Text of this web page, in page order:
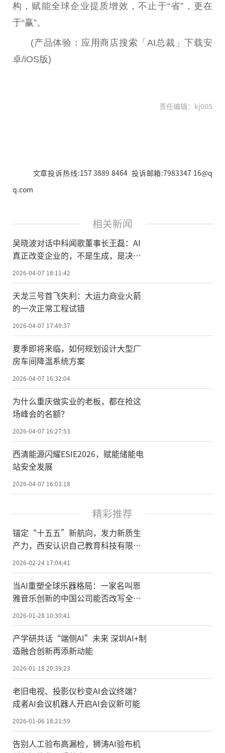
构，赋能全球企业提质增效，不止于“省”，更在
于“赢”。
(产品体验：应用商店搜索「AI总 裁」下载安
卓/iOS版)
责任编辑：kj005
文章投诉热线:157 3889 8464 投诉邮箱:7983347 16@q
q.com
相关新闻
吴晓波对话中科闻歌董事长王磊：AI
真正改变企业的，不是生成，是决策
能力
2026-04-07 18:11:42
天龙三号首飞失利：大运力商业火箭
的一次正常工程试错
2026-04-07 17:49:37
夏季即将来临，如何规划设计大型厂
房车间降温系统方案
2026-04-07 16:32:04
为什么重庆做实业的老板，都在抢这
场峰会的名额？
2026-04-07 16:27:53
西清能源闪耀ESIE2026，赋能储能电
站安全发展
2026-04-07 16:03:18
精彩推荐
锚定“十五五”新航向，发力新质生
产力，西安认识自己教育科技有限公
司荣膺国家级科技型中小企业
2026-02-24 17:04:41
当AI重塑全球乐器格局：一家名叫恩
雅音乐创新的中国公司能否改写全球
乐器创新史？
2026-01-28 10:30:41
产学研共话“端侧AI”未来 深圳AI+制
造融合创新再添新动能
2026-01-18 20:39:23
老旧电视、投影仪秒变AI会议终端？
成者AI会议机器人开启AI会议新可能
2026-01-06 18:21:59
告别人工验布高漏检，狮涛AI验布机